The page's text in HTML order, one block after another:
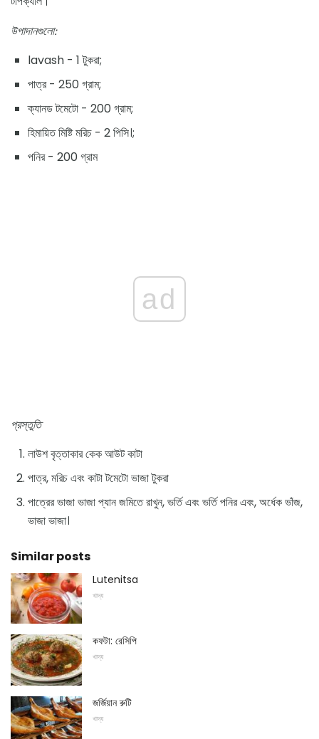
উপাদানগুলো:
lavash - 1 টুকরা;
পাত্র - 250 গ্রাম;
ক্যানড টমেটো - 200 গ্রাম;
হিমায়িত মিষ্টি মরিচ - 2 পিসি।;
পনির - 200 গ্রাম
ad
প্রস্তুতি
লাউশ বৃত্তাকার কেক আউট কাটা
পাত্র, মরিচ এবং কাটা টমেটো ভাজা টুকরা
পাত্রের ভাজা ভাজা প্যান জমিতে রাখুন, ভর্তি এবং ভর্তি পনির এবং, অর্ধেক ভাঁজ,
ভাজা ভাজা।
Similar posts
Lutenitsa
খাদ্য
কফটা: রেসিপি
খাদ্য
জর্জিয়ান রুটি
খাদ্য